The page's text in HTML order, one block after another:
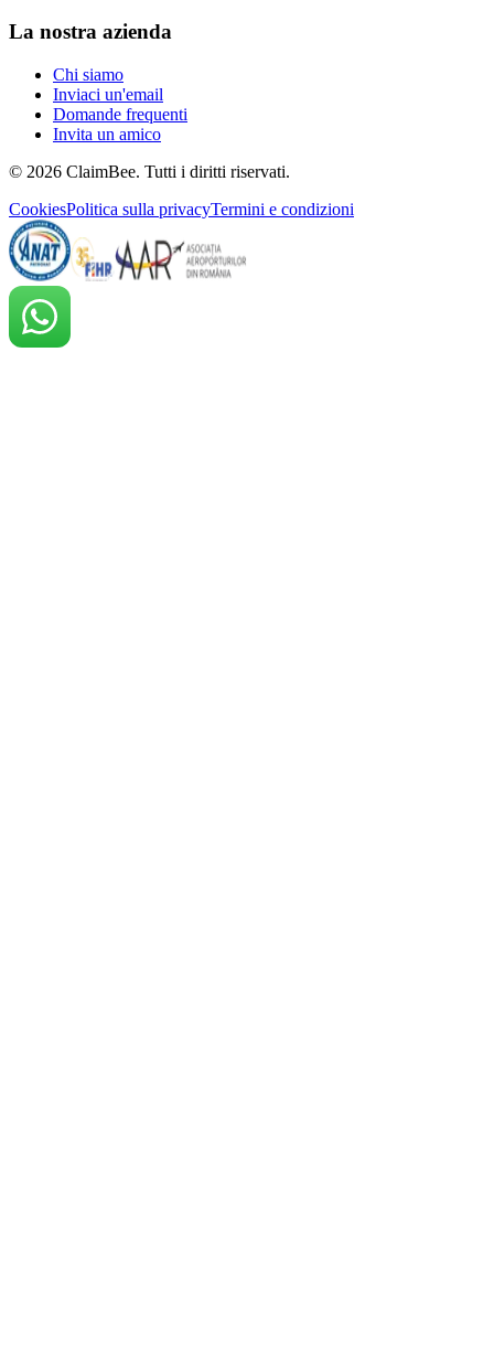
La nostra azienda
Chi siamo
Inviaci un'email
Domande frequenti
Invita un amico
© 2026 ClaimBee. Tutti i diritti riservati.
CookiesPolitica sulla privacyTermini e condizioni